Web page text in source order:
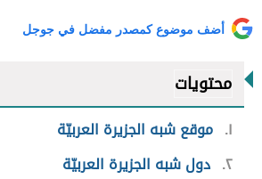
أضف موضوع كمصدر مفضل في جوجل
محتويات
١ موقع شبه الجزيرة العربيّة
٢ دول شبه الجزيرة العربيّة